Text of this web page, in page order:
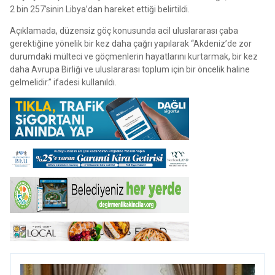
2 bin 257’sinin Libya’dan hareket ettiği belirtildi.
Açıklamada, düzensiz göç konusunda acil uluslararası çaba
gerektiğine yönelik bir kez daha çağrı yapılarak “Akdeniz’de zor
durumdaki mülteci ve göçmenlerin hayatlarını kurtarmak, bir kez
daha Avrupa Birliği ve uluslararası toplum için bir öncelik haline
gelmelidir.” ifadesi kullanıldı.